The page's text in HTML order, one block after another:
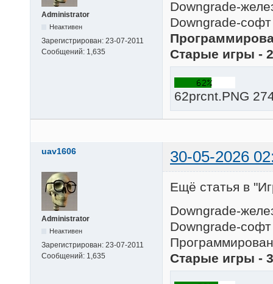
Administrator
Неактивен
Зарегистрирован: 23-07-2011
Сообщений: 1,635
Downgrade-
Downgrade-
Старые игры - 2
62prcnt.PNG
uav1606 30-05-2026
Administrator
Неактивен
Зарегистрирован: 23-07-2011
Сообщений: 1,635
Ещё статья в
Downgrade-
Downgrade-
Старые игры - 3